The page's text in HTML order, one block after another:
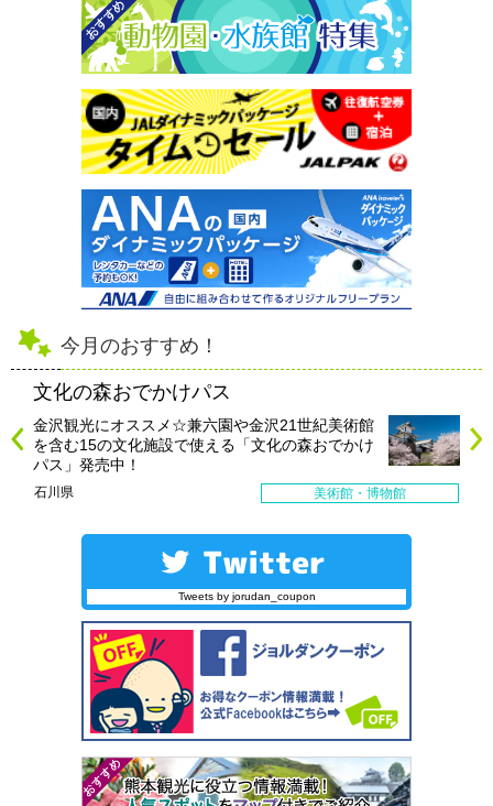
今月のおすすめ！
文化の森おでかけパス
金沢観光にオススメ☆兼六園や金沢21世紀美術館
を含む15の文化施設で使える「文化の森おでかけ
パス」発売中！
石川県 美術館・博物館
Tweets by jorudan_coupon